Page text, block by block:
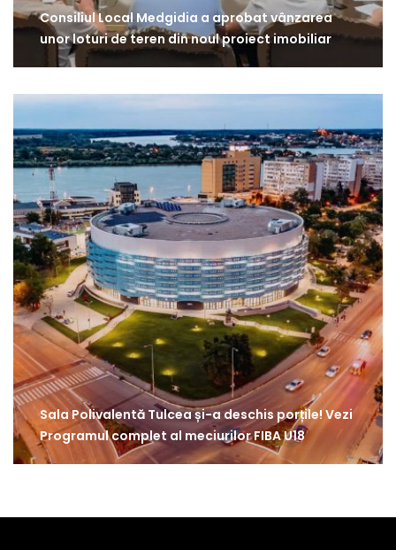
Consiliul Local Medgidia a aprobat vânzarea
unor loturi de teren din noul proiect imobiliar
Sala Polivalentă Tulcea și-a deschis porțile! Vezi
Programul complet al meciurilor FIBA U18